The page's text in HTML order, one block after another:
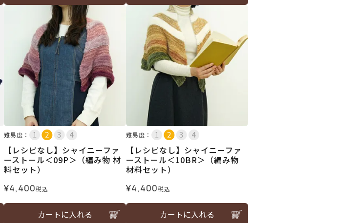
難易度：
【レシピなし】シャイニーファ
ーストール＜09P＞（編み物 材
料セット）
¥4,400税込
カートに入れる
難易度：
【レシピなし】シャイニーファ
ーストール＜10BR＞（編み物
材料セット）
¥4,400税込
カートに入れる